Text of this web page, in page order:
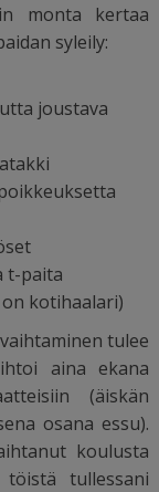
monta kertaa
syleily:
joustava
t-paita
kotihaalari)
tulee
aina ekana
(äiskän
osana essu).
koulusta
tullessani